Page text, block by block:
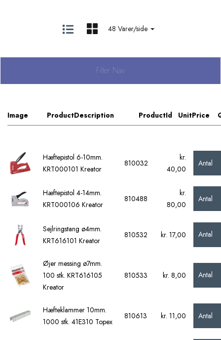
48 Varer/side
Filter Nav
Image ProductDescription ProductId UnitPrice
Hæftepistol 6-10mm.
KRT000101 Kreator
810032
kr.
40,00
Antal
Hæftepistol 4-14mm.
KRT000106 Kreator
810488
kr.
80,00
Antal
Sejlringstang ø4mm.
KRT616101 Kreator
810532 kr. 17,00 Antal
Øjer messing ø7mm.
100 stk. KRT616105
Kreator
810533 kr. 8,00 Antal
Hæfteklammer 10mm.
1000 stk. 41E310 Topex
810613 kr. 11,00 Antal